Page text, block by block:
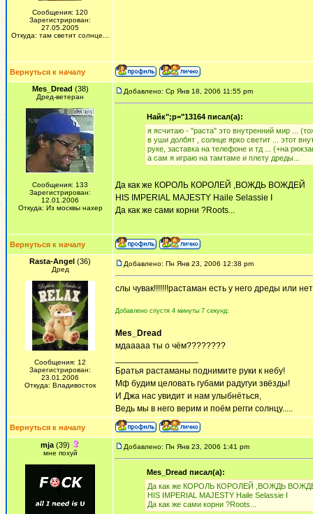
Сообщения: 120
Зарегистрирован:
27.05.2005
Откуда: там светит солнце...
Вернуться к началу
Mes_Dread (38)
Дред-ветеран
Сообщения: 133
Зарегистрирован:
12.01.2006
Откуда: Из москвы нахер
Добавлено: Ср Янв 18, 2006 11:55 pm
Найк";p="13164 писал(а):
я ясчитаю - "раста" это внутренний мир ...
в уши долбят , солнце ярко светит ... этот
руке, заставка на телефоне и тд ... (+на
а сам я играю на тамтаме и плету дреды...
Да как же КОРОЛЬ КОРОЛЕЙ ,ВОЖДЬ ВОЖДЕЙ
HIS IMPERIAL MAJESTY Haile Selassie I
Да как же сами корни ?Roots...
Вернуться к началу
Rasta-Angel (36)
Дред
Сообщения: 12
Зарегистрирован:
23.01.2006
Откуда: Владивосток
Добавлено: Пн Янв 23, 2006 12:38 pm
слы чувак!!!!!!!растаман есть у него дреды или
Добавлено спустя 4 минуты 7 секунд:
Mes_Dread
мдааааа ты о чём????????
Братья растаманы поднимите руки к небу!
Мф будим целовать губами радугуи звёзды!
И Джа нас увидит и нам улыбнёться,
Ведь мы в него верим и поём регги солнцу.....
Вернуться к началу
mja (39)
мне похуй
Добавлено: Пн Янв 23, 2006 1:41 pm
Mes_Dread писал(а):
Да как же КОРОЛЬ КОРОЛЕЙ ,ВОЖДЬ
HIS IMPERIAL MAJESTY Haile Selassie I
Да как же сами корни ?Roots...